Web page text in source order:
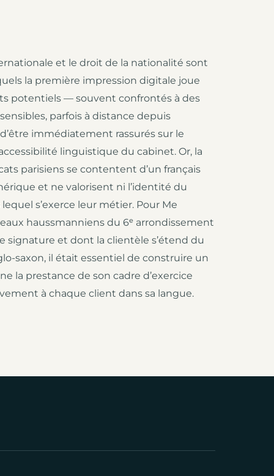
et le droit de la nationalité sont
la première impression digitale joue
potentiels — souvent confrontés à des
parfois à distance depuis
immédiatement rassurés sur le
linguistique du cabinet. Or, la
parisiens se contentent d’un français
et ne valorisent ni l’identité du
s’exerce leur métier. Pour Me
haussmanniens du 6ᵉ arrondissement
signature et dont la clientèle s’étend du
saxon, il était essentiel de construire un
la prestance de son cadre d’exercice
à chaque client dans sa langue.